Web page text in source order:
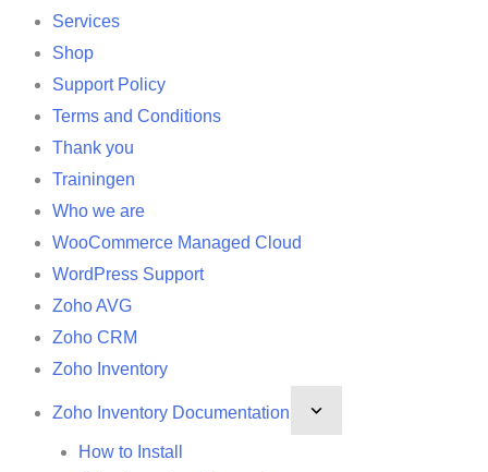
Services
Shop
Support Policy
Terms and Conditions
Thank you
Trainingen
Who we are
WooCommerce Managed Cloud
WordPress Support
Zoho AVG
Zoho CRM
Zoho Inventory
Zoho Inventory Documentation
How to Install